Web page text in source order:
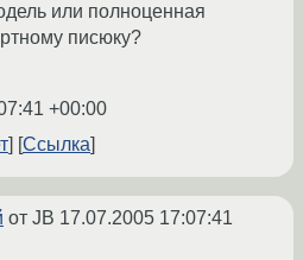
или полноценная
писюку?
+00:00
Ссылка
от JB 17.07.2005 17:07:41